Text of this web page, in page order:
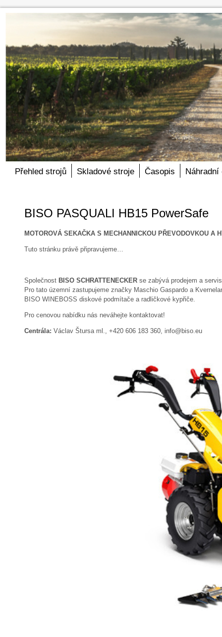
Přehled strojů Skladové stroje Časopis Náhradní
BISO PASQUALI HB15 PowerSafe
MOTOROVÁ SEKAČKA S MECHANNICKOU PŘEVODOVKOU A
Tuto stránku právě připravujeme…
Společnost BISO SCHRATTENECKER se zabývá prodejem a
Pro tato územní zastupujeme značky Maschio Gaspardo a
BISO WINEBOSS diskové podmítače a radličkové kypřiče.
Pro cenovou nabídku nás neváhejte kontaktovat!
Centrála: Václav Štursa ml., +420 606 183 360, info@biso.eu